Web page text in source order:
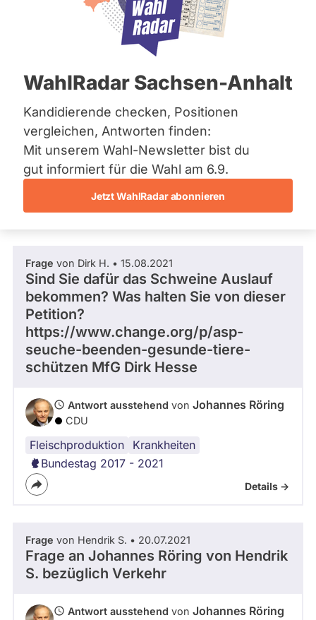
Bremen
Hamburg
Mecklenburg-Vorpommern
Nordrhein-Westfalen
Saarland
Sachsen
Sachsen-Anhalt
Sachsen-Anhalt
Schleswig-Holstein
Thüringen
Archiv
Spenden
WahlRadar Sachsen-Anhalt
Kandidierende checken, Positionen
vergleichen, Antworten finden:
Mit unserem Wahl-Newsletter bist du
gut informiert für die Wahl am 6.9.
Jetzt WahlRadar abonnieren
CDU
Dieser Politiker hat kein aktuelles und kein
zukünftiges Mandat und keine
Direktandidatur auf Landes-, Bundes- oder
Wahlliste werden bei uns nicht erfasst.
Die Fragefunktion ist für diese Person
derzeit nicht aktiv.
Politiker:innen
aktiven
oder
Mandaten
können
über
abgeordnetenwatch
befragt
werden.
Fragen und Antworten
Frage von Dirk H. • 15.08.2021
Sind Sie dafür das Schweine Auslauf
bekommen? Was halten Sie von dieser
Petition?
https://www.change.org/p/asp-
seuche-beenden-gesunde-tiere-
schützen MfG Dirk Hesse
Antwort ausstehend von Johannes Röring
CDU
Fleischproduktion
Krankheiten
Bundestag 2017 - 2021
Details ->
Frage von Hendrik S. • 20.07.2021
Frage an Johannes Röring von Hendrik
S. bezüglich Verkehr
Antwort ausstehend von Johannes Röring